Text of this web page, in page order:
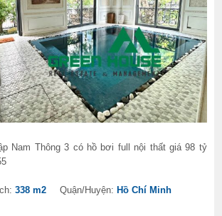
Nam Thông 3 có hồ bơi full nội thất giá 98 tỷ
338 m2 Quận/Huyện: Hồ Chí Minh